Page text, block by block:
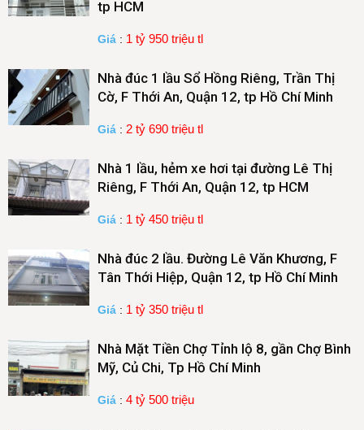
tp HCM
Giá : 1 tỷ 950 triệu tl
Nhà đúc 1 lầu Sổ Hồng Riêng, Trần Thị
Cờ, F Thới An, Quận 12, tp Hồ Chí Minh
Giá : 2 tỷ 690 triệu tl
Nhà 1 lầu, hẻm xe hơi tại đường Lê Thị
Riêng, F Thới An, Quận 12, tp HCM
Giá : 1 tỷ 450 triệu tl
Nhà đúc 2 lầu. Đường Lê Văn Khương, F
Tân Thới Hiệp, Quận 12, tp Hồ Chí Minh
Giá : 1 tỷ 350 triệu tl
Nhà Mặt Tiền Chợ Tỉnh lộ 8, gần Chợ Bình
Mỹ, Củ Chi, Tp Hồ Chí Minh
Giá : 4 tỷ 500 triệu